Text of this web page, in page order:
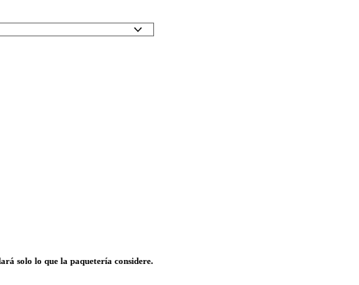
solo lo que la paquetería considere.